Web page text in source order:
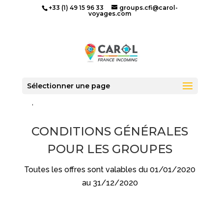
+33 (1) 49 15 96 33
groups.cfi@carol-
voyages.com
Sélectionner une page
Accueil»Conditions générales pour les
CONDITIONS GÉNÉRALES
POUR LES GROUPES
Toutes les offres sont valables du 01/01/2020
au 31/12/2020